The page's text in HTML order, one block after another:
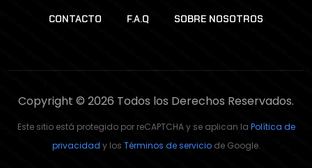
CONTACTO F.A.Q SOBRE NOSOTROS
Copyright © 2026 Todos los Derechos Reservados.
Este sitio está protegido por reCAPTCHA y se aplican la Política de
privacidad y los Términos de serviciode Google.